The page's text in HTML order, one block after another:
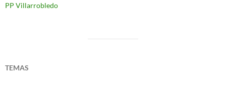
PP Villarrobledo
TEMAS